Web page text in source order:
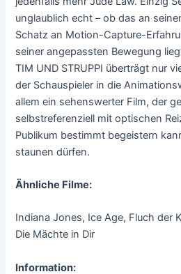
unglaublich echt – ob das an
Schatz an Motion-Capture-
seiner angepassten Bewegung
TIM UND STRUPPI überträgt nur
der Schauspieler in die
allem ein sehenswerter Film, der
selbstreferenziell mit optischen
Publikum bestimmt begeistern
staunen dürfen.
Ähnliche Filme:
Indiana Jones, Ice Age, Fluch der
Die Mächte in Dir
Information: